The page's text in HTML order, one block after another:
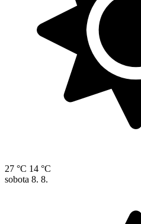
27 °C 14 °C
sobota 8. 8.